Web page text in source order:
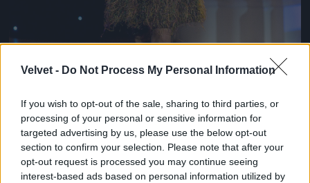
Velvet - Do Not Process My Personal Information
If you wish to opt-out of the sale, sharing to third parties, or
processing of your personal or sensitive information for
targeted advertising by us, please use the below opt-out
section to confirm your selection. Please note that after your
opt-out request is processed you may continue seeing
interest-based ads based on personal information utilized by